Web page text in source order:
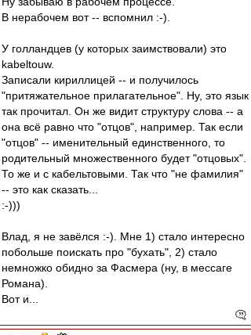
В нерабочем вот -- вспомнил :-).
У голландцев (у которых заимствовали) это
kabeltouw.
Записали кириллицей -- и получилось
"притяжательное прилагательное". Ну, это язык
так прочитал. Он же видит структуру слова -- а
она всё равно что "отцов", например. Так если
"отцов" -- именительный единственного, то
родительный множественного будет "отцовых".
То же и с кабельтовыми. Так что "не фамилия"
-- это как сказать...
:-)))
Влад, я не завёлся :-). Мне 1) стало интересно
побольше поискать про "бухать", 2) стало
немножко обидно за Фасмера (ну, в мессаге
Романа).
Вот и...